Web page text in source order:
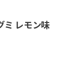
ミ レモン味